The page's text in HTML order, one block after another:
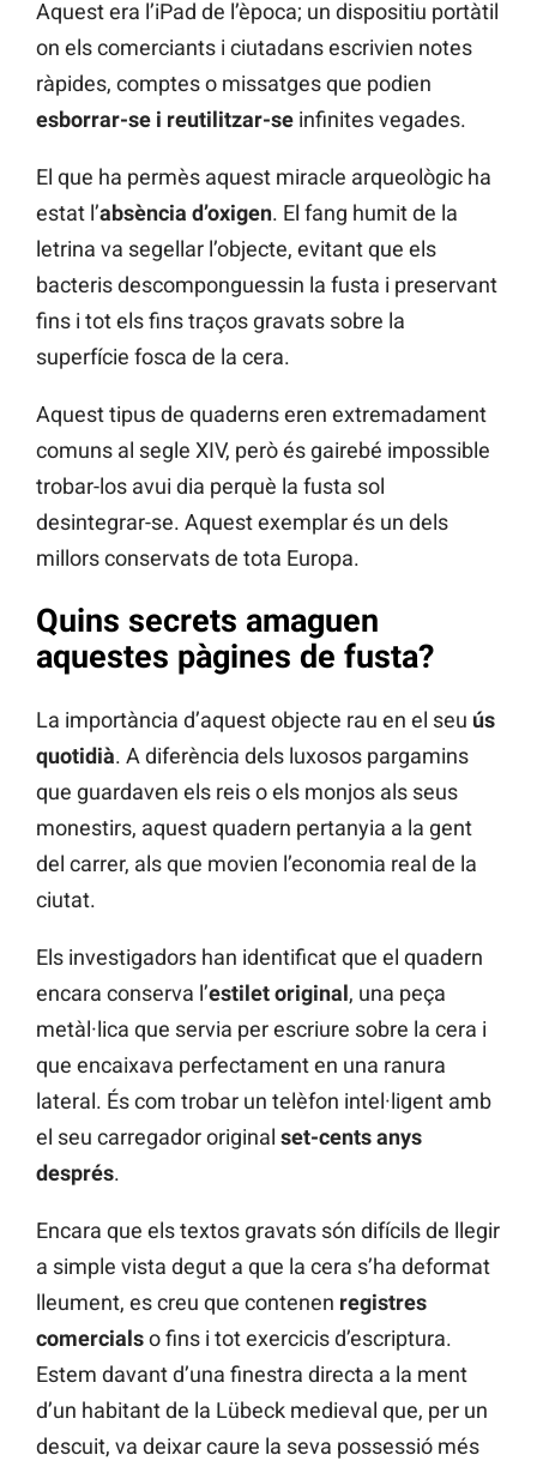
Aquest era l’iPad de l’època; un dispositiu portàtil
on els comerciants i ciutadans escrivien notes
ràpides, comptes o missatges que podien
esborrar-se i reutilitzar-se infinites vegades.
El que ha permès aquest miracle arqueològic ha
estat l’absència d’oxigen. El fang humit de la
letrina va segellar l’objecte, evitant que els
bacteris descomponguessin la fusta i preservant
fins i tot els fins traços gravats sobre la
superfície fosca de la cera.
Aquest tipus de quaderns eren extremadament
comuns al segle XIV, però és gairebé impossible
trobar-los avui dia perquè la fusta sol
desintegrar-se. Aquest exemplar és un dels
millors conservats de tota Europa.
Quins secrets amaguen
aquestes pàgines de fusta?
La importància d’aquest objecte rau en el seu ús
quotidià. A diferència dels luxosos pargamins
que guardaven els reis o els monjos als seus
monestirs, aquest quadern pertanyia a la gent
del carrer, als que movien l’economia real de la
ciutat.
Els investigadors han identificat que el quadern
encara conserva l’estilet original, una peça
metàl·lica que servia per escriure sobre la cera i
que encaixava perfectament en una ranura
lateral. És com trobar un telèfon intel·ligent amb
el seu carregador original set-cents anys
després.
Encara que els textos gravats són difícils de llegir
a simple vista degut a que la cera s’ha deformat
lleument, es creu que contenen registres
comercialso fins i tot exercicis d’escriptura.
Estem davant d’una finestra directa a la ment
d’un habitant de la Lübeck medieval que, per un
descuit, va deixar caure la seva possessió més